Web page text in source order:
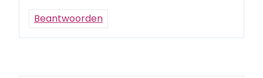
Beantwoorden